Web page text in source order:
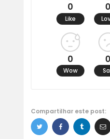
0
Like
0
0
Wow
0
Compartilhar este post: